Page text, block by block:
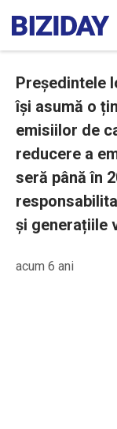
Președintele
își asumă o
emisiilor de
reducere a
seră până în
și generațiile
acum 6 ani